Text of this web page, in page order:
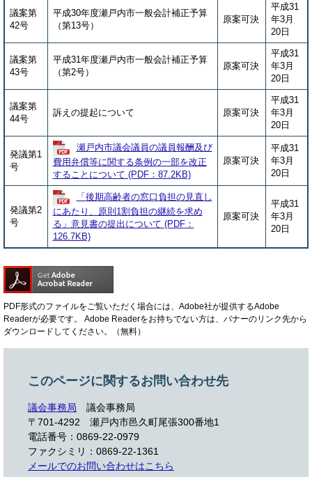
議案第
42号
平成30年度瀬戸内市一般会計補正予算
（第13号）
原案可決
平成31
年3月
20日
議案第
43号
平成31年度瀬戸内市一般会計補正予算
（第2号）
原案可決
平成31
年3月
20日
議案第
44号
訴えの提起について 原案可決
平成31
年3月
20日
発議第1
号
瀬戸内市議会議員の議員報酬及び
費用弁償等に関する条例の一部を改正
することについて (PDF：87.2KB)
原案可決
平成31
年3月
20日
発議第2
号
「後期高齢者の窓口負担の見直し
にあたり、原則1割負担の継続を求め
る」意見書の提出について (PDF：
126.7KB)
原案可決
平成31
年3月
20日
PDF形式のファイルをご覧いただく場合には、Adobe社が提供するAdobe
Readerが必要です。
Adobe Readerをお持ちでない方は、バナーのリンク先から
ダウンロードしてください。（無料）
このページに関するお問い合わせ先
議会事務局
議会事務局
〒701-4292
瀬戸内市邑久町尾張300番地1
電話番号：0869-22-0979
ファクシミリ：0869-22-1361
メールでのお問い合わせはこちら